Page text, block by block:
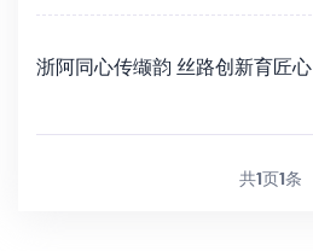
浙阿同心传缬韵 丝路创新育匠心
共1页1条